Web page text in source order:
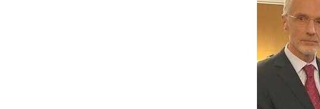
Dr.
Heiko